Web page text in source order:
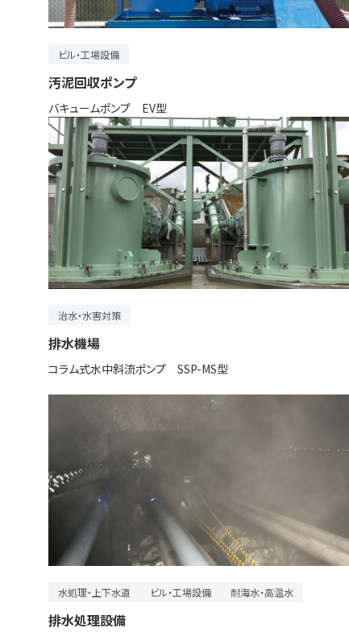
ビル・工場設備
汚泥回収ポンプ
バキュームポンプ EV型
治水・水害対策
排水機場
コラム式水中斜流ポンプ SSP-MS型
水処理・上下水道 ビル・工場設備 耐海水・高温水
排水処理設備